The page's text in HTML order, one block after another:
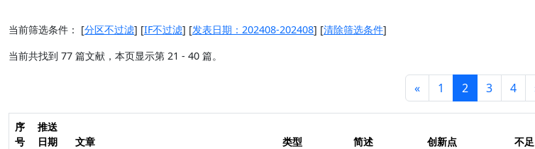
当前筛选条件： [分区不过滤] [IF不过滤] [发表日期：202408-202408] [清除筛选条件]
当前共找到 77 篇文献，本页显示第 21 - 40 篇。
« 1 2 3 4
序
号
推送
日期
文章 类型 简述 创新点 不足